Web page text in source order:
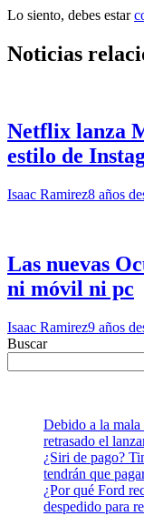
Lo siento, debes estar
Noticias
Netflix lanza
estilo de
Isaac Ramirez8 años
Las nuevas
ni móvil ni pc
Isaac Ramirez9 años
Buscar
Debido a la
retrasado el
¿Siri de pago?
tendrán que
¿Por qué Ford
despedido para